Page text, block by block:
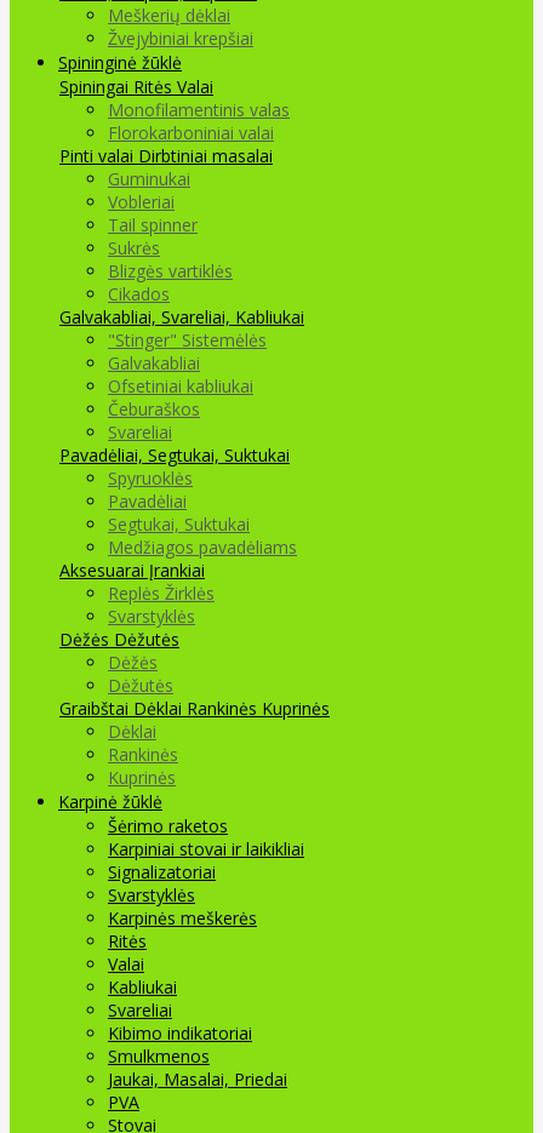
Meškerių dėklai
Žvejybiniai krepšiai
Spininginė žūklė
Spiningai Ritės Valai
Monofilamentinis valas
Florokarboniniai valai
Pinti valai Dirbtiniai masalai
Guminukai
Vobleriai
Tail spinner
Sukrės
Blizgės vartiklės
Cikados
Galvakabliai, Svareliai, Kabliukai
"Stinger" Sistemėlės
Galvakabliai
Ofsetiniai kabliukai
Čeburaškos
Svareliai
Pavadėliai, Segtukai, Suktukai
Spyruoklės
Pavadėliai
Segtukai, Suktukai
Medžiagos pavadėliams
Aksesuarai Įrankiai
Replės Žirklės
Svarstyklės
Dėžės Dėžutės
Dėžės
Dėžutės
Graibštai Dėklai Rankinės Kuprinės
Dėklai
Rankinės
Kuprinės
Karpinė žūklė
Šėrimo raketos
Karpiniai stovai ir laikikliai
Signalizatoriai
Svarstyklės
Karpinės meškerės
Ritės
Valai
Kabliukai
Svareliai
Kibimo indikatoriai
Smulkmenos
Jaukai, Masalai, Priedai
PVA
Stovai